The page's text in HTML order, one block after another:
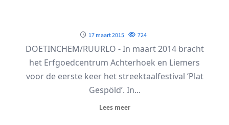
17 maart 2015 724
DOETINCHEM/RUURLO - In maart 2014 bracht
het Erfgoedcentrum Achterhoek en Liemers
voor de eerste keer het streektaalfestival ‘Plat
Gespöld’. In...
Lees meer